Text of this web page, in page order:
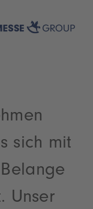
sich mit
Unser